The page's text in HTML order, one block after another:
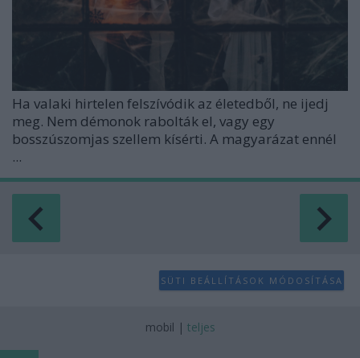
Ha valaki hirtelen felszívódik az életedből, ne ijedj
meg. Nem démonok rabolták el, vagy egy
bosszúszomjas szellem kísérti. A magyarázat ennél
...
SÜTI BEÁLLÍTÁSOK MÓDOSÍTÁSA
mobil | teljes